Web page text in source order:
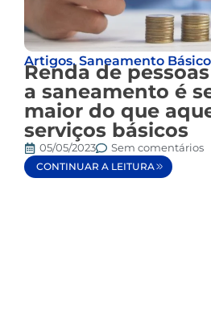
Artigos,Saneamento Básico
Renda de
a saneamento é
maior do que
serviços básicos
05/05/2023 Sem comentários
CONTINUAR A LEITURA